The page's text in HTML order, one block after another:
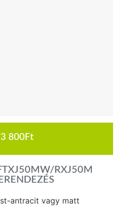
800Ft
RXJ50M
antracit vagy matt